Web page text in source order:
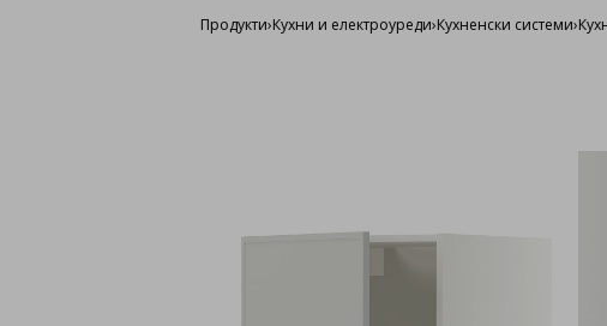
Продукти›Кухни и електроуреди›Кухненски системи›